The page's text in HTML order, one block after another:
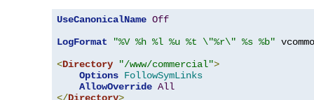
UseCanonicalName Off
LogFormat
"%V %h %l %u %t \"%r\" %s %b"
<Directory "/www/commercial">
Options FollowSymLinks
AllowOverride All